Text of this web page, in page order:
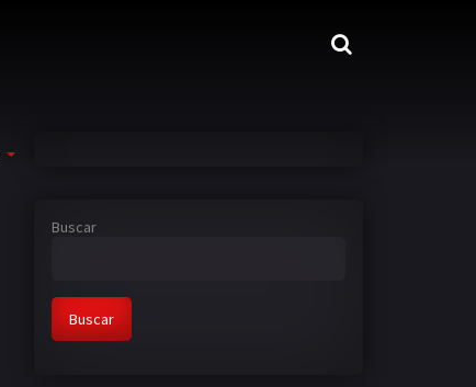
Buscar
Buscar